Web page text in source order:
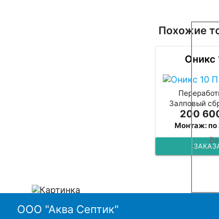
Похожие
Оникс
Залповый
200
Монтаж: по
ООО "Аква Септик"